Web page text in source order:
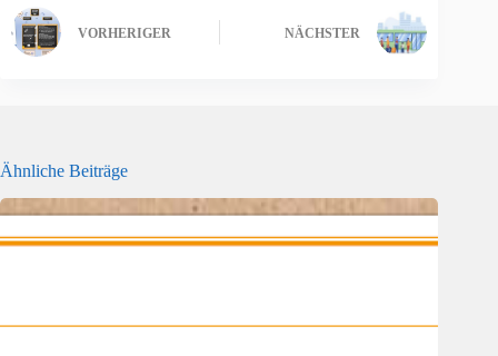
VORHERIGER NÄCHSTER
Ähnliche Beiträge